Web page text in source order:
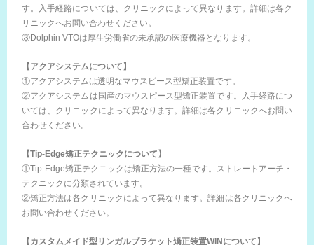
す。入手経路については、クリニックによって異なります。詳細は各ク
リニックへお問い合わせください。
③Dolphin VTOは厚生労働省の未承認の医療機器となります。
【アクアシステムについて】
①アクアシステムは透明なマウスピース型矯正装置です。
②アクアシステムは国産のマウスピース型矯正装置です。入手経路につ
いては、クリニックによって異なります。詳細は各クリニックへお問い
合わせください。
【Tip-Edge矯正テクニックについて】
①Tip-Edge矯正テクニックは矯正方法の一種です。ストレートアーチ・
テクニックに分類されています。
②矯正方法は各クリニックによって異なります。詳細は各クリニックへ
お問い合わせください。
【カスタムメイド型リンガルブラケット矯正装置WINについて】